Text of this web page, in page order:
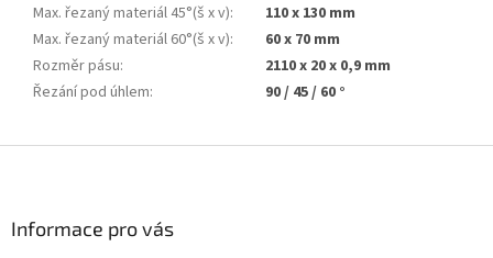
Max. řezaný materiál 45°(š x v):
110 x 130 mm
Max. řezaný materiál 60°(š x v):
60 x 70 mm
Rozměr pásu:
2110 x 20 x 0,9 mm
Řezání pod úhlem: 90 / 45 / 60 °
Informace pro vás